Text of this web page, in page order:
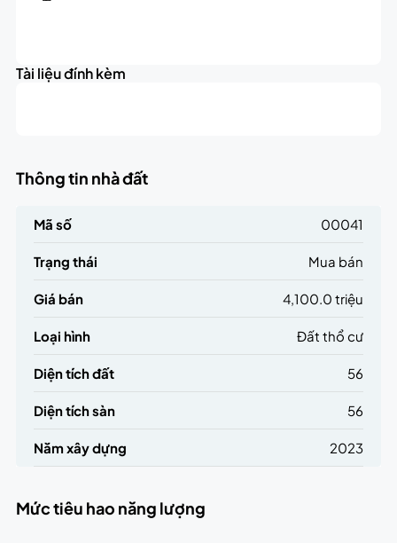
Tài liệu đính kèm
Thông tin nhà đất
Mã số 00041
Trạng thái Mua bán
Giá bán 4,100.0 triệu
Loại hình Đất thổ cư
Diện tích đất 56
Diện tích sàn 56
Năm xây dựng 2023
Mức tiêu hao năng lượng